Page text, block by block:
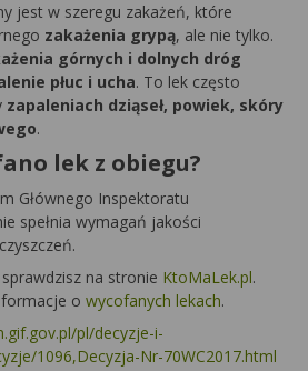
jest w szeregu zakażeń, które
zakażenia grypą, ale nie tylko.
górnych i dolnych dróg
płuc i ucha. To lek często
zapaleniach dziąseł, powiek, skóry
.
lek z obiegu?
Głównego Inspektoratu
spełnia wymagań jakości
na stronie KtoMaLek.pl.
o wycofanych lekach.
pl/decyzje-i-
1096,Decyzja-Nr-70WC2017.html